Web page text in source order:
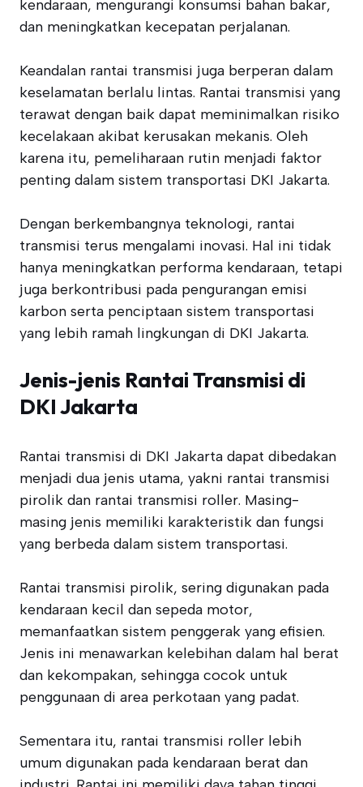
kendaraan, mengurangi konsumsi bahan bakar,
dan meningkatkan kecepatan perjalanan.
Keandalan rantai transmisi juga berperan dalam
keselamatan berlalu lintas. Rantai transmisi yang
terawat dengan baik dapat meminimalkan risiko
kecelakaan akibat kerusakan mekanis. Oleh
karena itu, pemeliharaan rutin menjadi faktor
penting dalam sistem transportasi DKI Jakarta.
Dengan berkembangnya teknologi, rantai
transmisi terus mengalami inovasi. Hal ini tidak
hanya meningkatkan performa kendaraan, tetapi
juga berkontribusi pada pengurangan emisi
karbon serta penciptaan sistem transportasi
yang lebih ramah lingkungan di DKI Jakarta.
Jenis-jenis Rantai Transmisi di
DKI Jakarta
Rantai transmisi di DKI Jakarta dapat dibedakan
menjadi dua jenis utama, yakni rantai transmisi
pirolik dan rantai transmisi roller. Masing-
masing jenis memiliki karakteristik dan fungsi
yang berbeda dalam sistem transportasi.
Rantai transmisi pirolik, sering digunakan pada
kendaraan kecil dan sepeda motor,
memanfaatkan sistem penggerak yang efisien.
Jenis ini menawarkan kelebihan dalam hal berat
dan kekompakan, sehingga cocok untuk
penggunaan di area perkotaan yang padat.
Sementara itu, rantai transmisi roller lebih
umum digunakan pada kendaraan berat dan